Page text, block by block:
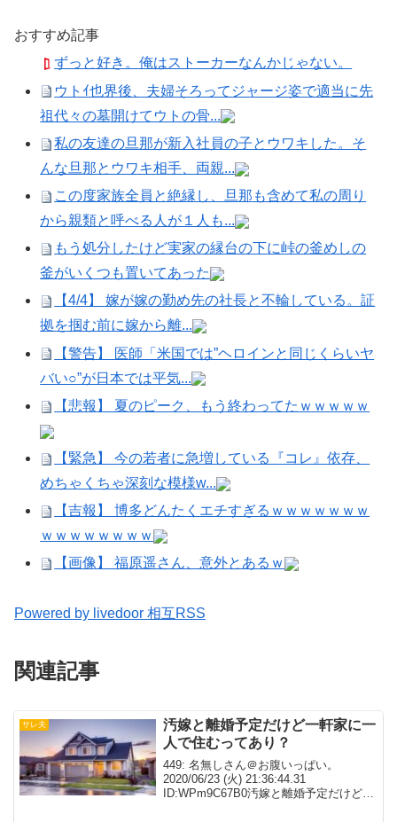
おすすめ記事
ずっと好き。俺はストーカーなんかじゃない。
ウトｲ也界後、夫婦そろってジャージ姿で適当に先
祖代々の墓開けてウトの骨...
私の友達の旦那が新入社員の子とウワキした。そ
んな旦那とウワキ相手、両親...
この度家族全員と絶縁し、旦那も含めて私の周り
から親類と呼べる人が１人も...
もう処分したけど実家の縁台の下に峠の釜めしの
釜がいくつも置いてあった
【4/4】 嫁が嫁の勤め先の社長と不輪している。証
拠を掴む前に嫁から離...
【警告】 医師「米国では”ヘロインと同じくらいヤ
バい○”が日本では平気...
【悲報】 夏のピーク、もう終わってたｗｗｗｗｗ
【緊急】 今の若者に急増している『コレ』依存、
めちゃくちゃ深刻な模様w...
【吉報】 博多どんたくエチすぎるｗｗｗｗｗｗｗ
ｗｗｗｗｗｗｗｗ
【画像】 福原遥さん、意外とあるｗ
Powered by livedoor 相互RSS
関連記事
サレ夫
汚嫁と離婚予定だけど一軒家に一
人で住むってあり？
449: 名無しさん＠お腹いっぱい。
2020/06/23 (火) 21:36:44.31
ID:WPm9C67B0汚嫁と離婚予定だけど一